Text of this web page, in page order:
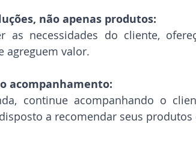
não apenas produtos:
as necessidades do cliente,
agreguem valor.
acompanhamento:
continue acompanhando o
a recomendar seus